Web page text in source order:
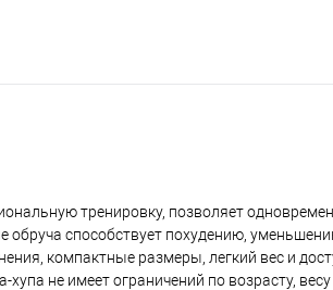
тренировку, позволяет
способствует похудению,
компактные размеры, легкий вес и
не имеет ограничений по возрасту, весу